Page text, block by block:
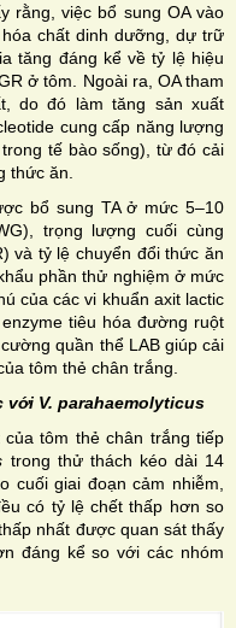
rằng, việc bổ sung OA vào
chất dinh dưỡng, dự trữ
tăng đáng kể về tỷ lệ hiệu
ở tôm. Ngoài ra, OA tham
do đó làm tăng sản xuất
cung cấp năng lượng
tế bào sống), từ đó cải
thức ăn.
bổ sung TA ở mức 5–10
trọng lượng cuối cùng
và tỷ lệ chuyển đổi thức ăn
phần thử nghiệm ở mức
của các vi khuẩn axit lactic
tiêu hóa đường ruột
quần thể LAB giúp cải
tôm thẻ chân trắng.
V. parahaemolyticus
tôm thẻ chân trắng tiếp
trong thử thách kéo dài 14
cuối giai đoạn cảm nhiễm,
có tỷ lệ chết thấp hơn so
nhất được quan sát thấy
đáng kể so với các nhóm